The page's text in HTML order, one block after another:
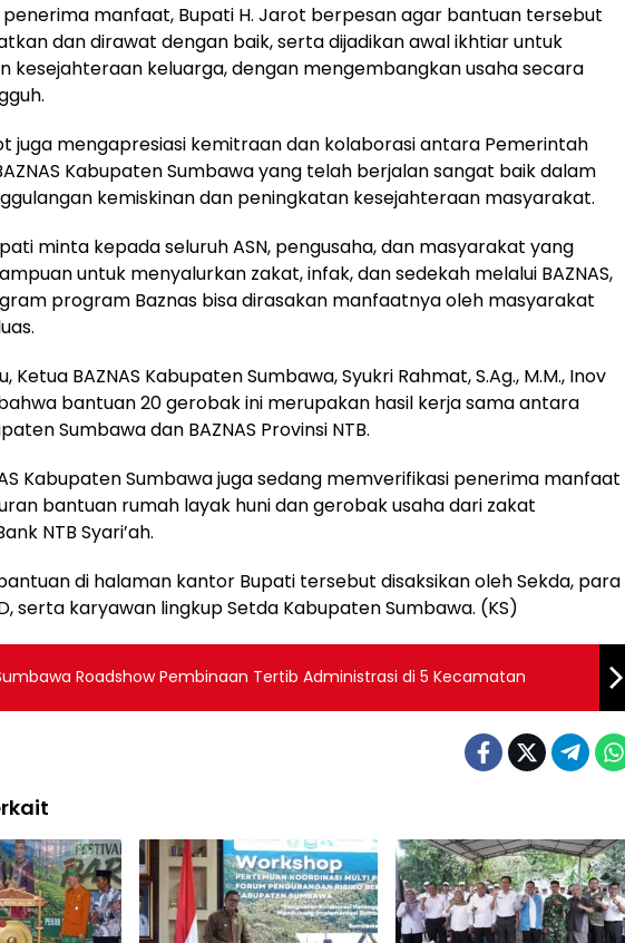
manfaat, Bupati H. Jarot berpesan agar bantuan tersebut
dan dirawat dengan baik, serta dijadikan awal ikhtiar untuk
kesejahteraan keluarga, dengan mengembangkan usaha secara
juga mengapresiasi kemitraan dan kolaborasi antara Pemerintah
Kabupaten Sumbawa yang telah berjalan sangat baik dalam
kemiskinan dan peningkatan kesejahteraan masyarakat.
minta kepada seluruh ASN, pengusaha, dan masyarakat yang
untuk menyalurkan zakat, infak, dan sedekah melalui BAZNAS,
program Baznas bisa dirasakan manfaatnya oleh masyarakat
Ketua BAZNAS Kabupaten Sumbawa, Syukri Rahmat, S.Ag., M.M., Inov
bantuan 20 gerobak ini merupakan hasil kerja sama antara
Sumbawa dan BAZNAS Provinsi NTB.
Kabupaten Sumbawa juga sedang memverifikasi penerima manfaat
bantuan rumah layak huni dan gerobak usaha dari zakat
NTB Syari’ah.
di halaman kantor Bupati tersebut disaksikan oleh Sekda, para
serta karyawan lingkup Setda Kabupaten Sumbawa. (KS)
Roadshow Pembinaan Tertib Administrasi di 5 Kecamatan